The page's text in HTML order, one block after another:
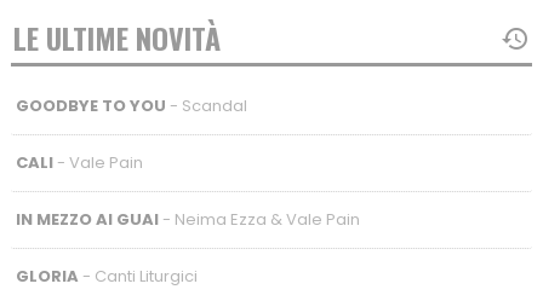
LE ULTIME NOVITÀ
GOODBYE TO YOU - Scandal
CALI- Vale Pain
IN MEZZO AI GUAI- Neima Ezza & Vale Pain
GLORIA - Canti Liturgici